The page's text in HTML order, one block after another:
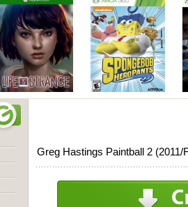
Greg Hastings Paintball 2 (2011/